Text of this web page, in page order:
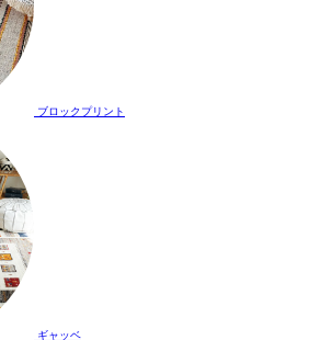
ブロックプリント
ギャッベ